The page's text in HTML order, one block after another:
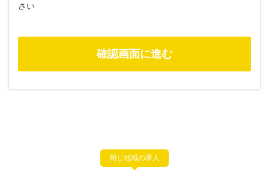
さい
同じ地域の求人